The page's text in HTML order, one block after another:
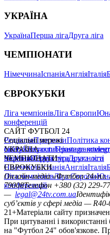
головна
матч-центр
прогнози
футбол +
Обране
САЙТ ФУТБОЛ 24